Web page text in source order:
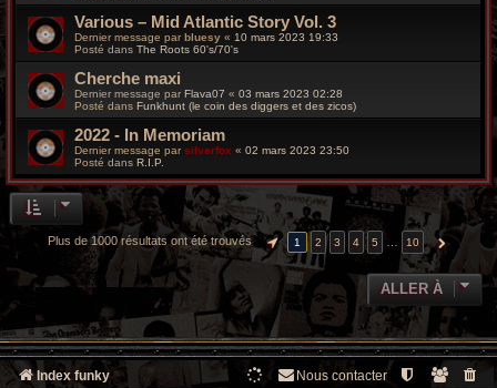
Various – Mid Atlantic Story Vol. 3
Dernier message parbluesy « 10 mars 2023 19:33
Posté dans The Roots 60's/70's
Cherche maxi
Dernier message par Flava07 « 03 mars 2023 02:28
Posté dans Funkhunt (le coin des diggers et des zicos)
2022 - In Memoriam
Dernier message parsilverfox « 02 mars 2023 23:50
Posté dans R.I.P.
Plus de 1000 résultats ont été trouvés PAGE SUR10
1 2 3 4 5 … 10 SUIVANTE
ALLER À
Index funky Nous contacter